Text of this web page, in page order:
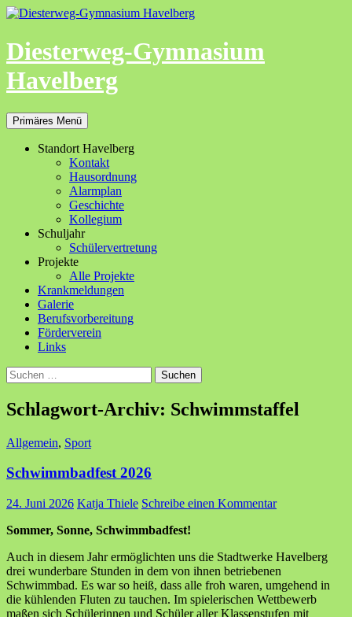
Zum
springen
Diesterweg-Gymnasium
Havelberg
Suchen
Primäres Menü
Standort Havelberg
Kontakt
Hausordnung
Alarmplan
Geschichte
Kollegium
Schuljahr
Schülervertretung
Projekte
Alle Projekte
Krankmeldungen
Galerie
Berufsvorbereitung
Förderverein
Links
Suchen
nach:
Schlagwort-Archiv: Schwimmstaffel
Allgemein, Sport
Schwimmbadfest 2026
24. Juni 2026 Katja Thiele Schreibe einen Kommentar
Sommer, Sonne, Schwimmbadfest!
Auch in diesem Jahr ermöglichten uns die Stadtwerke Havelberg
drei wunderbare Stunden in dem von ihnen betriebenen
Schwimmbad. Es war so heiß, dass alle froh waren, umgehend in
die kühlenden Fluten zu tauchen. Im spielerischen Wettbewerb
maßen sich Schülerinnen und Schüler aller Klassenstufen mit